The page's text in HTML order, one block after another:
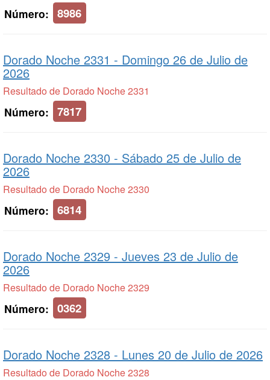
Número: 8986
Dorado Noche 2331 - Domingo 26 de Julio de
2026
Resultado de Dorado Noche 2331
Número: 7817
Dorado Noche 2330 - Sábado 25 de Julio de
2026
Resultado de Dorado Noche 2330
Número: 6814
Dorado Noche 2329 - Jueves 23 de Julio de
2026
Resultado de Dorado Noche 2329
Número: 0362
Dorado Noche 2328 - Lunes 20 de Julio de 2026
Resultado de Dorado Noche 2328